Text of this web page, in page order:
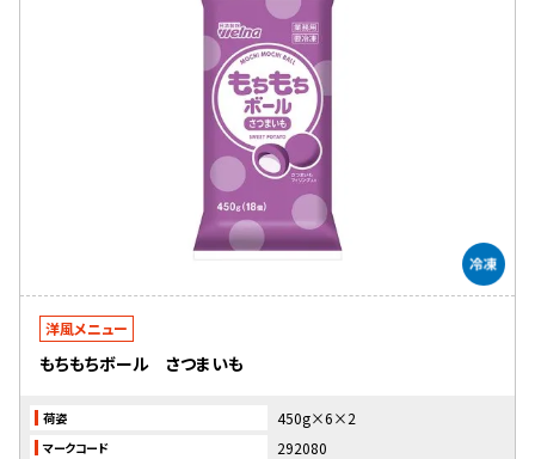
洋風メニュー
もちもちボール さつまいも
荷姿 450g×6×2
マークコード 292080